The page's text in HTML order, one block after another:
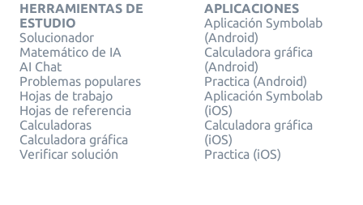
HERRAMIENTAS DE
ESTUDIO
Solucionador
Matemático de IA
AI Chat
Problemas populares
Hojas de trabajo
Hojas de referencia
Calculadoras
Calculadora gráfica
Verificar solución
APLICACIONES
Aplicación Symbolab
(Android)
Calculadora gráfica
(Android)
Practica (Android)
Aplicación Symbolab
(iOS)
Calculadora gráfica
(iOS)
Practica (iOS)